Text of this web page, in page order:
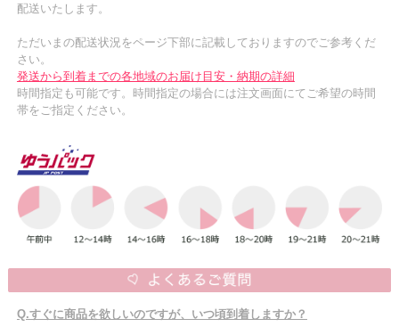
配送いたします。
ただいまの配送状況をページ下部に記載しておりますのでご参考くだ
さい。
発送から到着までの各地域のお届け目安・納期の詳細
時間指定も可能です。時間指定の場合には注文画面にてご希望の時間
帯をご指定ください。
Q.すぐに商品を欲しいのですが、いつ頃到着しますか？